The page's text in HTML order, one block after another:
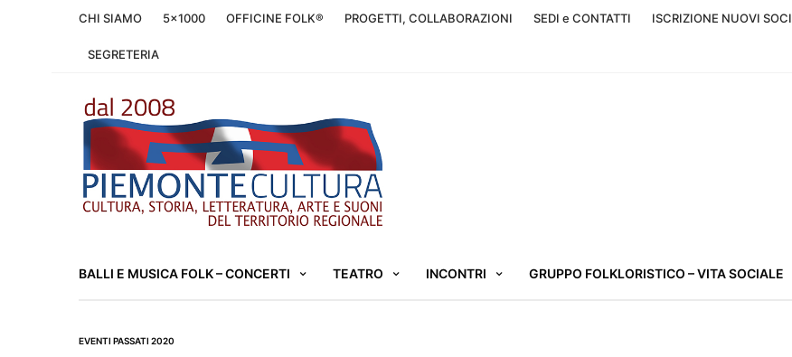
CHI SIAMO 5×1000 OFFICINE FOLK® PROGETTI, COLLABORAZIONI SEDI e CONTATTI ISCRIZIONE NUOVI SOCI
SEGRETERIA
BALLI E MUSICA FOLK – CONCERTI TEATRO INCONTRI GRUPPO FOLKLORISTICO – VITA SOCIALE
EVENTI PASSATI 2020